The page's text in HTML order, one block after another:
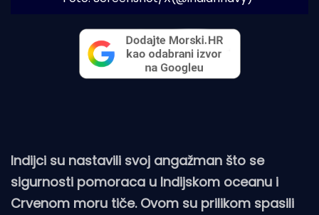
Indijci su nastavili svoj angažman što se
sigurnosti pomoraca u Indijskom oceanu i
Crvenom moru tiče. Ovom su prilikom spasili